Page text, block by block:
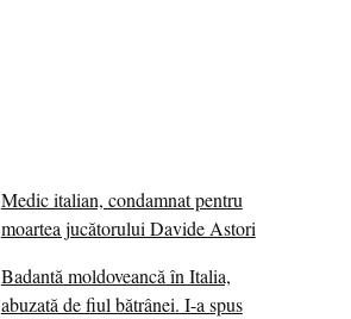
Medic italian, condamnat pentru
moartea jucătorului Davide Astori
Badantă moldoveancă în Italia,
abuzată de fiul bătrânei. I-a spus